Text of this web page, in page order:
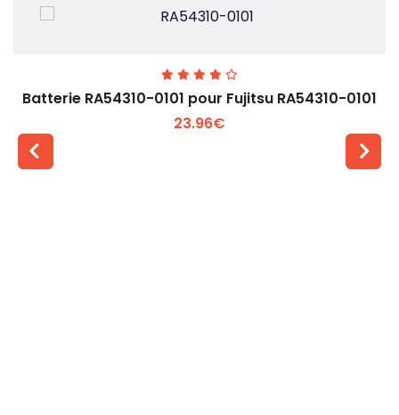
Batterie RA54310-0101 pour Fujitsu RA54310-0101
23.96€